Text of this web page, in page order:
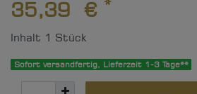
35,39 €
Inhalt 1 Stück
Sofort versandfertig, Lieferzeit 1-3 Tage**